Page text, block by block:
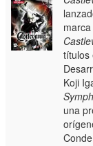
títulos
Koji
una